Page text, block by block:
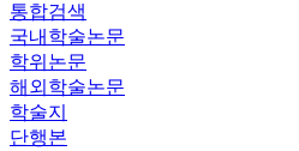
통합검색
국내학술논문
학위논문
해외학술논문
학술지
단행본